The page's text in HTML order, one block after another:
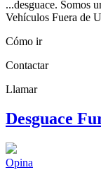
...desguace. Somos
Vehículos Fuera de
Cómo ir
Contactar
Llamar
Desguace
Opina